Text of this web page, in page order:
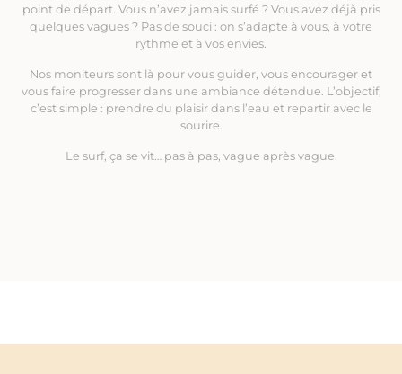
point de départ. Vous n’avez jamais surfé ? Vous avez déjà pris
quelques vagues ? Pas de souci : on s’adapte à vous, à votre
rythme et à vos envies.
Nos moniteurs sont là pour vous guider, vous encourager et
vous faire progresser dans une ambiance détendue. L’objectif,
c’est simple : prendre du plaisir dans l’eau et repartir avec le
sourire.
Le surf, ça se vit… pas à pas, vague après vague.